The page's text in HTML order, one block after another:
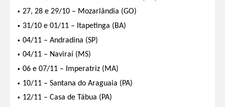
27, 28 e 29/10 – Mozarlândia (GO)
31/10 e 01/11 – Itapetinga (BA)
04/11 – Andradina (SP)
04/11 – Naviraí (MS)
06 e 07/11 – Imperatriz (MA)
10/11 – Santana do Araguaia (PA)
12/11 – Casa de Tábua (PA)